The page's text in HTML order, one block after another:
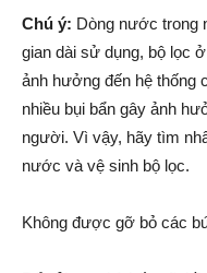
Chú ý: Dòng nước trong
gian dài sử dụng, bộ lọc
ảnh hưởng đến hệ thống
nhiều bụi bẩn gây ảnh
người. Vì vậy, hãy tìm
nước và vệ sinh bộ lọc.
Không được gỡ bỏ các